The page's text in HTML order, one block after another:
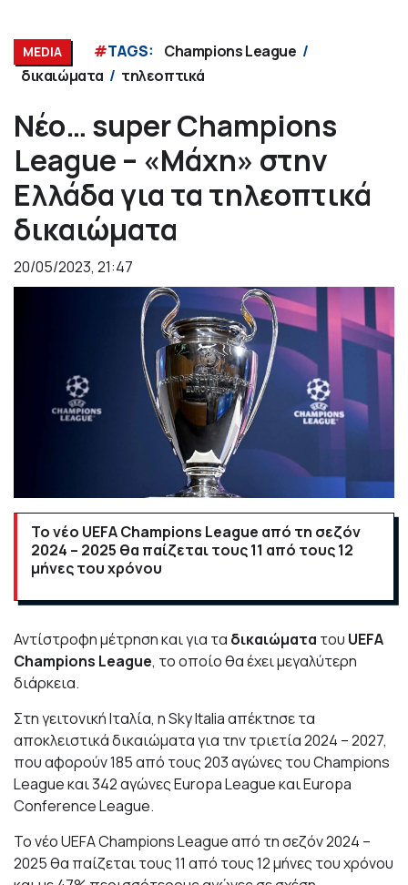
MEDIA #TAGS:
Champions League
δικαιώματα
τηλεοπτικά
Νέο… super Champions
League – «Μάχη» στην
Ελλάδα για τα τηλεοπτικά
δικαιώματα
20/05/2023, 21:47
Το νέο UEFA Champions League από τη σεζόν
2024 – 2025 θα παίζεται τους 11 από τους 12
μήνες του χρόνου
Αντίστροφη μέτρηση και για τα δικαιώματα του UEFA
Champions League, το οποίο θα έχει μεγαλύτερη
διάρκεια.
Στη γειτονική Ιταλία, η Sky Italia απέκτησε τα
αποκλειστικά δικαιώματα για την τριετία 2024 – 2027,
που αφορούν 185 από τους 203 αγώνες του Champions
League και 342 αγώνες Europa League και Europa
Conference League.
Το νέο UEFA Champions League από τη σεζόν 2024 –
2025 θα παίζεται τους 11 από τους 12 μήνες του χρόνου